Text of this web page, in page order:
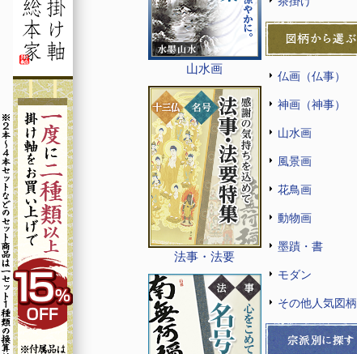
山水画
法事・法要
仏画（仏事）
神画（神事）
山水画
風景画
花鳥画
動物画
墨蹟・書
モダン
その他人気図柄